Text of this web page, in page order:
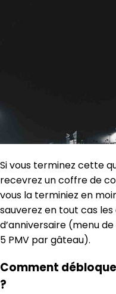
Si vous terminez cette
recevrez un coffre de
vous la terminiez en
sauverez en tout cas
d’anniversaire (menu
5 PMV par gâteau).
Comment
?